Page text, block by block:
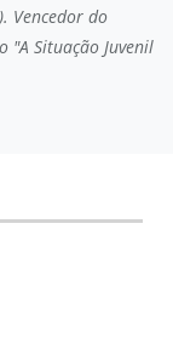
Vencedor do
"A Situação Juvenil